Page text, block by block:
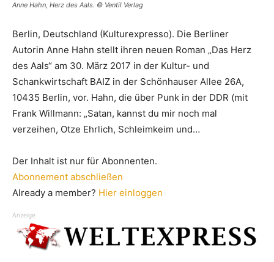
Anne Hahn, Herz des Aals. © Ventil Verlag
Berlin, Deutschland (Kulturexpresso). Die Berliner
Autorin Anne Hahn stellt ihren neuen Roman „Das Herz
des Aals“ am 30. März 2017 in der Kultur- und
Schankwirtschaft BAIZ in der Schönhauser Allee 26A,
10435 Berlin, vor. Hahn, die über Punk in der DDR (mit
Frank Willmann: „Satan, kannst du mir noch mal
verzeihen, Otze Ehrlich, Schleimkeim und…
Der Inhalt ist nur für Abonnenten.
Abonnement abschließen
Already a member? Hier einloggen
Anzeige